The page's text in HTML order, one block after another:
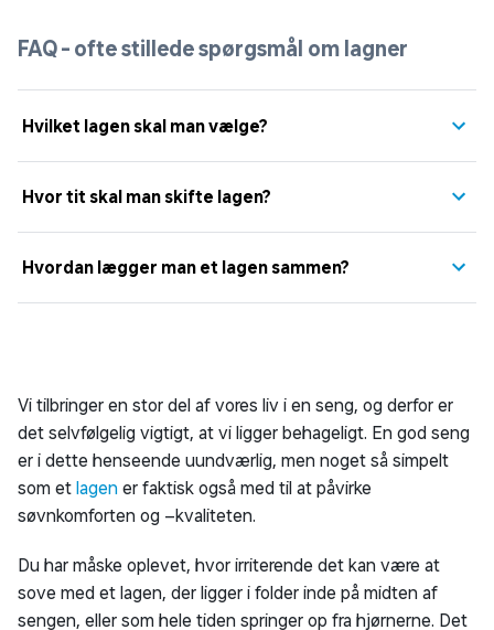
FAQ - ofte stillede spørgsmål om lagner
Hvilket lagen skal man vælge?
Hvor tit skal man skifte lagen?
Hvordan lægger man et lagen sammen?
Vi tilbringer en stor del af vores liv i en seng, og derfor er
det selvfølgelig vigtigt, at vi ligger behageligt. En god seng
er i dette henseende uundværlig, men noget så simpelt
som et lagen er faktisk også med til at påvirke
søvnkomforten og –kvaliteten.
Du har måske oplevet, hvor irriterende det kan være at
sove med et lagen, der ligger i folder inde på midten af
sengen, eller som hele tiden springer op fra hjørnerne. Det